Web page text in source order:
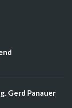
Gerd Panauer